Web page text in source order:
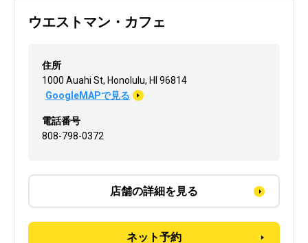
ウエストマン・カフェ
住所
1000 Auahi St, Honolulu, HI 96814
GoogleMAPで見る
電話番号
808-798-0372
店舗の詳細を見る
ネット予約